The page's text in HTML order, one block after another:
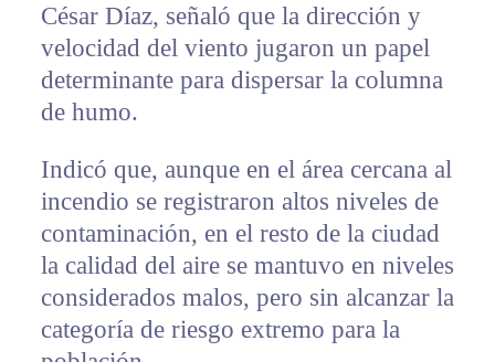
César Díaz, señaló que la dirección y
velocidad del viento jugaron un papel
determinante para dispersar la columna
de humo.
Indicó que, aunque en el área cercana al
incendio se registraron altos niveles de
contaminación, en el resto de la ciudad
la calidad del aire se mantuvo en niveles
considerados malos, pero sin alcanzar la
categoría de riesgo extremo para la